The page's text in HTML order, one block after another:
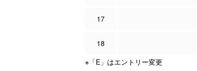
17
18
※「E」はエントリー変更